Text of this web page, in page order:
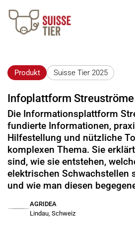
Produkt Suisse Tier 2025
Infoplattform Streuströme
Die Informationsplattform
fundierte Informationen,
Hilfestellung und nützliche
komplexen Thema. Sie
sind, wie sie entstehen,
elektrischen Schwachstellen
und wie man diesen
AGRIDEA
Lindau, Schweiz